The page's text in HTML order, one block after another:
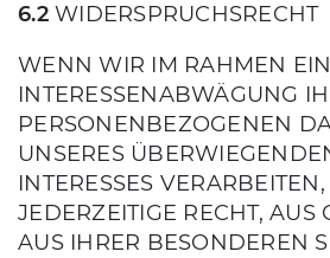
6.2WIDERSPRUCHSRECHT
WENN WIR IM RAHMEN
INTERESSENABWÄGUNG
PERSONENBEZOGENEN
UNSERES
INTERESSES
JEDERZEITIGE RECHT,
AUS IHRER BESONDEREN